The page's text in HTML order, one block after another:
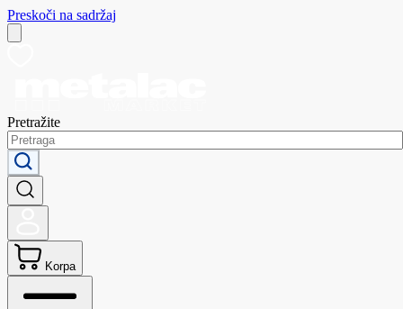
Preskoči na sadržaj
Pretražite
Korpa